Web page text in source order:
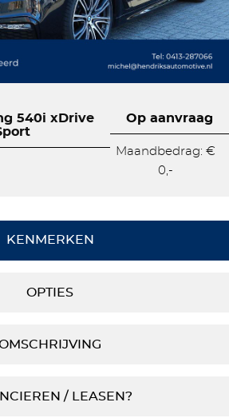
540i xDrive
Op aanvraag
Maandbedrag: €
0,-
KENMERKEN
OPTIES
/ LEASEN?